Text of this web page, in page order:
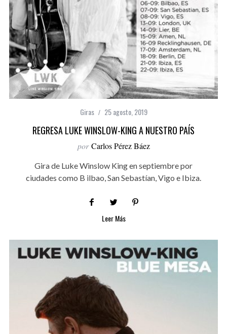
Giras 25 agosto, 2019
REGRESA LUKE WINSLOW-KING A NUESTRO PAÍS
por Carlos Pérez Báez
Gira de Luke Winslow King en septiembre por
ciudades como B ilbao, San Sebastían, Vigo e Ibiza.
Leer Más